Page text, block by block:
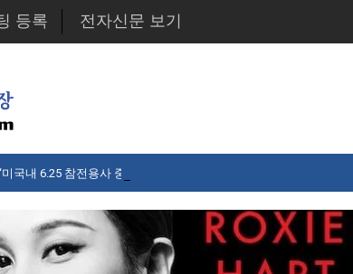
등록 전자신문 보기
미국내 6.25 참전용사 중 14만명만 생존…180만명 중 8% 수준